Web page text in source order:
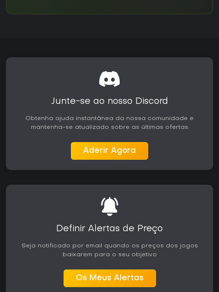
Junte-se ao nosso Discord
Obtenha ajuda instantânea da nossa comunidade e
mantenha-se atualizado sobre as últimas ofertas
Aderir Agora
Definir Alertas de Preço
Seja notificado por email quando os preços dos jogos
baixarem para o seu objetivo
Os Meus Alertas